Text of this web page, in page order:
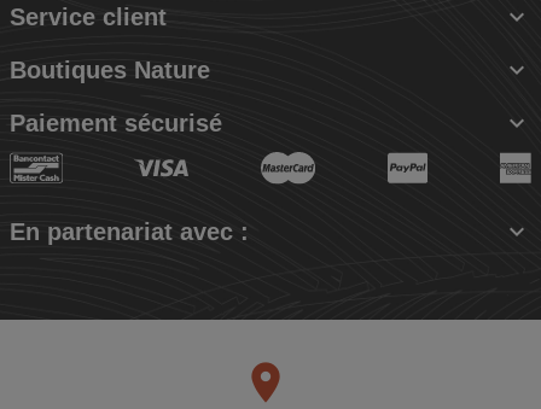
Service client 
Boutiques Nature 
Paiement sécurisé 
En partenariat avec : 
place